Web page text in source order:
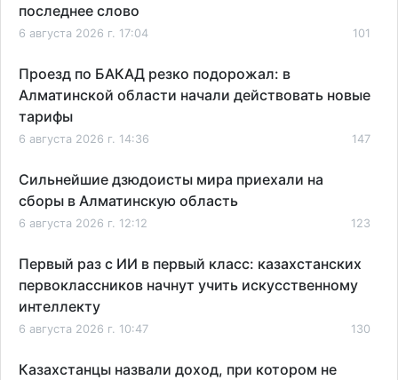
последнее слово
6 августа 2026 г. 17:04 101
Проезд по БАКАД резко подорожал: в
Алматинской области начали действовать новые
тарифы
6 августа 2026 г. 14:36 147
Сильнейшие дзюдоисты мира приехали на
сборы в Алматинскую область
6 августа 2026 г. 12:12 123
Первый раз с ИИ в первый класс: казахстанских
первоклассников начнут учить искусственному
интеллекту
6 августа 2026 г. 10:47 130
Казахстанцы назвали доход, при котором не